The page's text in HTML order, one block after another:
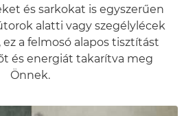
és sarkokat is egyszerűen
alatti vagy szegélylécek
a felmosó alapos tisztítást
és energiát takarítva meg
Önnek.